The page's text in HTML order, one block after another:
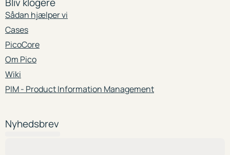
Sådan hjælper vi
Cases
PicoCore
Om Pico
Wiki
PIM - Product Information Management
Nyhedsbrev